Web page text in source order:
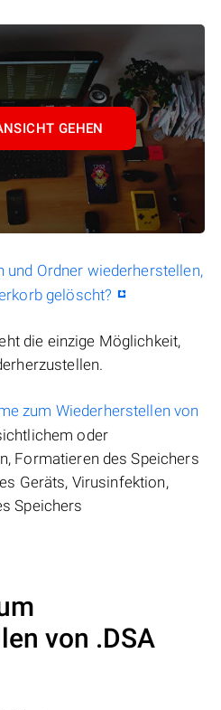
GEHEN
und Ordner wiederherstellen,
gelöscht?
die einzige Möglichkeit,
zum Wiederherstellen von
oder
Formatieren des Speichers
Geräts, Virusinfektion,
Speichers
von .DSA